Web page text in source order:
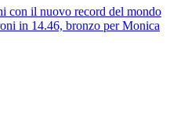
con il nuovo record del mondo
in 14.46, bronzo per Monica